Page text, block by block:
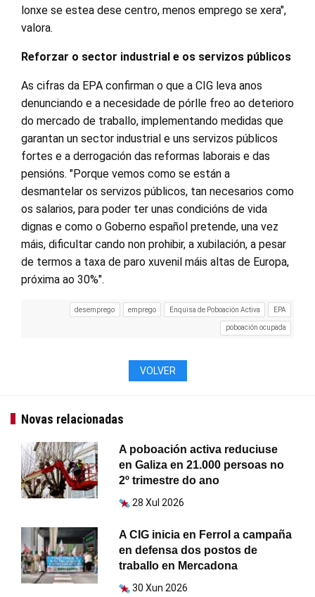
lonxe se estea dese centro, menos emprego se xera",
valora.
Reforzar o sector industrial e os servizos públicos
As cifras da EPA confirman o que a CIG leva anos
denunciando e a necesidade de pórlle freo ao deterioro
do mercado de traballo, implementando medidas que
garantan un sector industrial e uns servizos públicos
fortes e a derrogación das reformas laborais e das
pensións. "Porque vemos como se están a
desmantelar os servizos públicos, tan necesarios como
os salarios, para poder ter unas condicións de vida
dignas e como o Goberno español pretende, una vez
máis, dificultar cando non prohibir, a xubilación, a pesar
de termos a taxa de paro xuvenil máis altas de Europa,
próxima ao 30%".
desemprego emprego Enquisa de Poboación Activa EPA
poboación ocupada
VOLVER
Novas relacionadas
A poboación activa reduciuse
en Galiza en 21.000 persoas no
2º trimestre do ano
28 Xul 2026
A CIG inicia en Ferrol a campaña
en defensa dos postos de
traballo en Mercadona
30 Xun 2026